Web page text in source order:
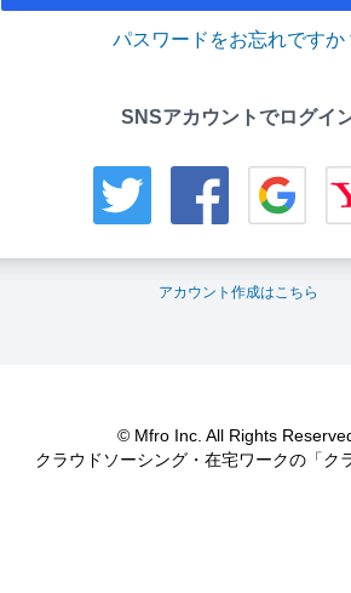
パスワードをお忘れですか
SNSアカウントでログイ
アカウント作成はこちら
© Mfro Inc. All Rights
クラウドソーシング・在宅ワークの「ク